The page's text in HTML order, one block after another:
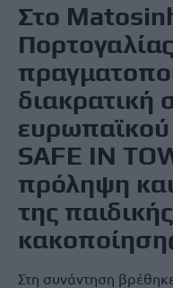
Στο
Πορτογαλίας
διακρατική
SAFE IN
πρόληψη
της
Στη συνάντηση